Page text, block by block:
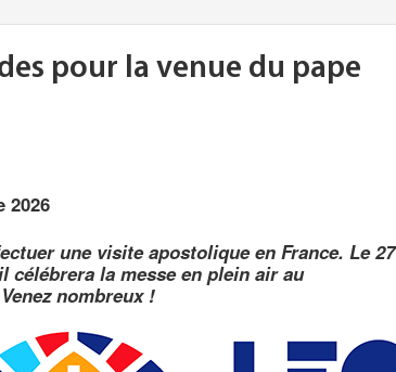
pour la venue du pape
2026
une visite apostolique en France. Le 27
célébrera la messe en plein air au
nombreux !